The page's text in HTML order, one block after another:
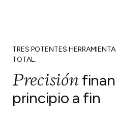
TRES POTENTES
TOTAL.
Precisión
principio a fin